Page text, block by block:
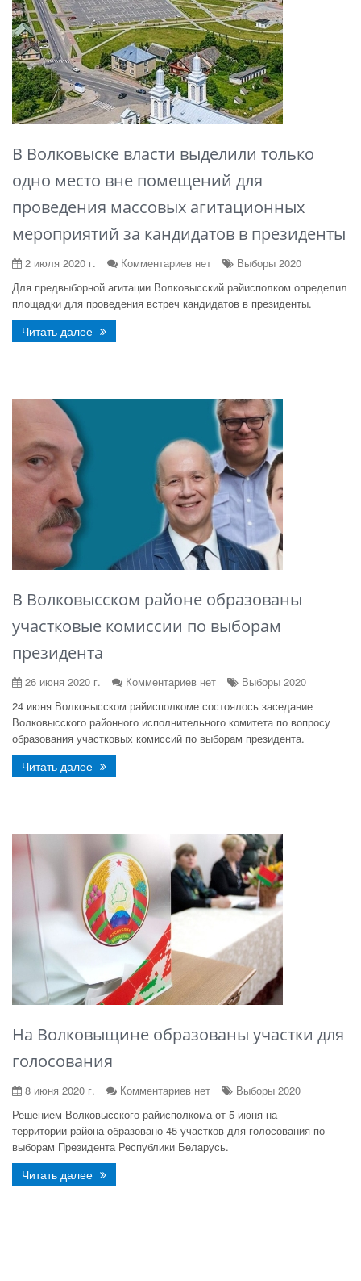
В Волковыске власти выделили только
одно место вне помещений для
проведения массовых агитационных
мероприятий за кандидатов в президенты
2 июля 2020 г. Комментариев нет
Выборы 2020
Для предвыборной агитации Волковысский райисполком определил
площадки для проведения встреч кандидатов в президенты.
Читать далее
В Волковысском районе образованы
участковые комиссии по выборам
президента
26 июня 2020 г. Комментариев нет
Выборы 2020
24 июня Волковысском райисполкоме состоялось заседание
Волковысского районного исполнительного комитета по вопросу
образования участковых комиссий по выборам президента.
Читать далее
На Волковыщине образованы участки для
голосования
8 июня 2020 г. Комментариев нет
Выборы 2020
Решением Волковысского райисполкома от 5 июня на
территории района образовано 45 участков для голосования по
выборам Президента Республики Беларусь.
Читать далее